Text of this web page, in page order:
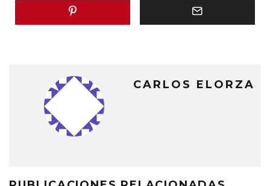
CARLOS ELORZA